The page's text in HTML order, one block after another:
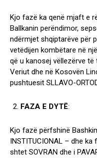
Kjo fazë ka qenë mjaft e
Ballkanin perëndimor,
ndërmjet shqiptarëve për
vetëdijen kombëtare në
që u kanosej vëllezërve
Veriut dhe në Kosovën
pushtuesit SLLAVO-
FAZA E DYTË:
Kjo fazë përfshinë
INSTITUCIONAL – dhe
shtet SOVRAN dhe i